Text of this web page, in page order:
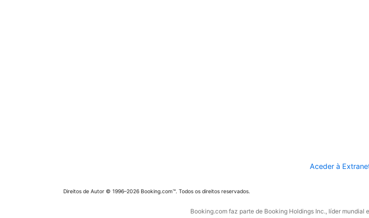
Aceder à
Direitos de Autor © 1996–2026 Booking.com™. Todos os direitos reservados.
Booking.com faz parte de Booking Holdings Inc., líder